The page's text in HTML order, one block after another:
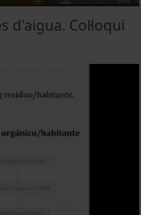
d'aigua. Col·loqui